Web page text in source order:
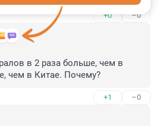
+0 –0
в 2 раза больше, чем в
чем в Китае. Почему?
+1 –0